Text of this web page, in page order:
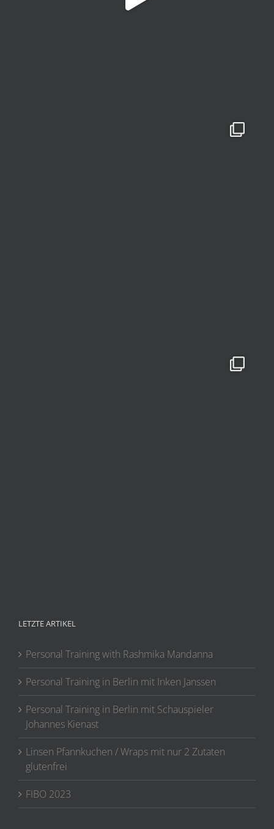
LETZTE ARTIKEL
Personal Training with Rashmika Mandanna
Personal Training in Berlin mit Inken Janssen
Personal Training in Berlin mit Schauspieler
Johannes Kienast
Linsen Pfannkuchen / Wraps mit nur 2 Zutaten
glutenfrei
FIBO 2023